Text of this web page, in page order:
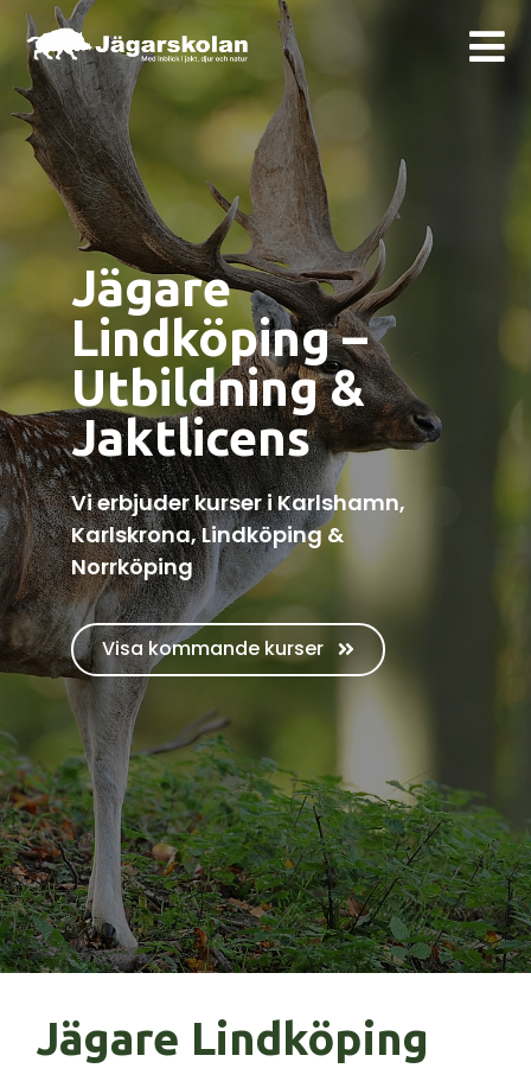
Jägare
Lindköping –
Utbildning &
Jaktlicens
Vi erbjuder kurser i Karlshamn,
Karlskrona, Lindköping &
Norrköping
Visa kommande kurser
Jägare Lindköping